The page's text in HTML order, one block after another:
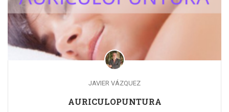
JAVIER VÁZQUEZ
AURICULOPUNTURA